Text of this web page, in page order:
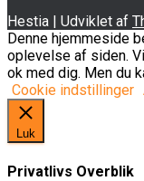
Hestia | Udviklet af
Denne hjemmeside
oplevelse af siden.
ok med dig. Men du
Cookie indstillinger
Luk
Privatlivs Overblik